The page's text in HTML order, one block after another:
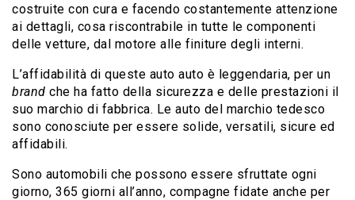
costruite con cura e facendo costantemente attenzione
ai dettagli, cosa riscontrabile in tutte le componenti
delle vetture, dal motore alle finiture degli interni.
L’affidabilità di queste auto auto è leggendaria, per un
brand che ha fatto della sicurezza e delle prestazioni il
suo marchio di fabbrica. Le auto del marchio tedesco
sono conosciute per essere solide, versatili, sicure ed
affidabili.
Sono automobili che possono essere sfruttate ogni
giorno, 365 giorni all’anno, compagne fidate anche per